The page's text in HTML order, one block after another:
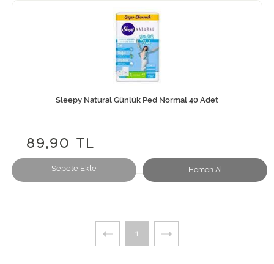
Sepete Ekle Hemen Al
Sleepy Natural Günlük Ped Normal 40 Adet
89,90 TL
1